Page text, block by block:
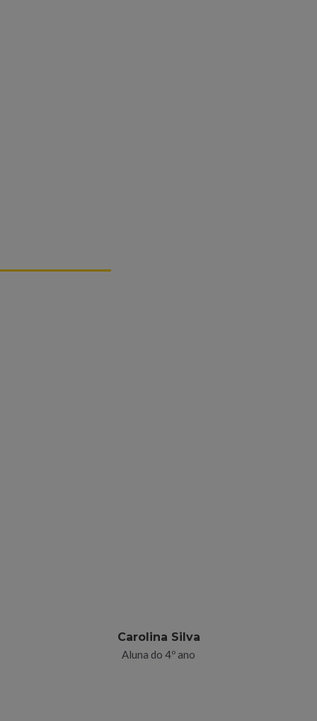
Carolina Silva
Aluna do 4º ano